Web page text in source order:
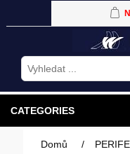
CATEGORIES
PC SESTAVY
Domů /